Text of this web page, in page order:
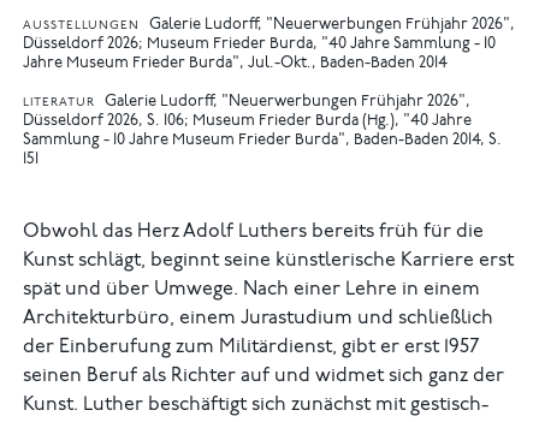
AUSSTELLUNGEN
Galerie Ludorff, "Neuerwerbungen Frühjahr 2026",
Düsseldorf 2026
Museum Frieder Burda, "40 Jahre Sammlung - 10
Jahre Museum Frieder Burda", Jul.-Okt., Baden-Baden 2014
LITERATUR
Galerie Ludorff, "Neuerwerbungen Frühjahr 2026",
Düsseldorf 2026, S. 106
Museum Frieder Burda (Hg.), "40 Jahre
Sammlung - 10 Jahre Museum Frieder Burda", Baden-Baden 2014, S.
151
Obwohl das Herz Adolf Luthers bereits früh für die
Kunst schlägt, beginnt seine künstlerische Karriere erst
spät und über Umwege. Nach einer Lehre in einem
Architekturbüro, einem Jurastudium und schließlich
der Einberufung zum Militärdienst, gibt er erst 1957
seinen Beruf als Richter auf und widmet sich ganz der
Kunst. Luther beschäftigt sich zunächst mit gestisch-